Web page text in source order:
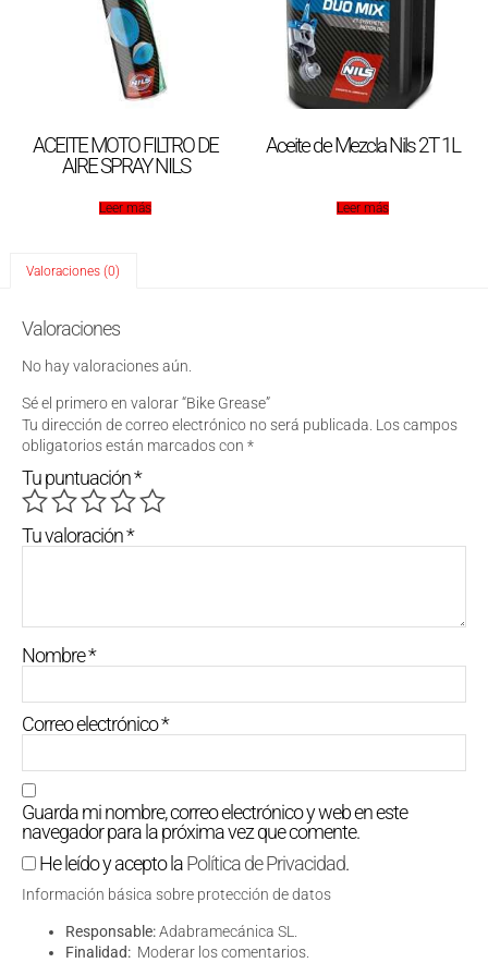
ACEITE MOTO FILTRO DE
AIRE SPRAY NILS
Leer más
Aceite de Mezcla Nils 2T 1L
Leer más
Valoraciones (0)
Valoraciones
No hay valoraciones aún.
Sé el primero en valorar “Bike Grease”
Tu dirección de correo electrónico no será publicada. Los campos
obligatorios están marcados con *
Tu puntuación*
Tu valoración*
Nombre*
Correo electrónico*
Guarda mi nombre, correo electrónico y web en este
navegador para la próxima vez que comente.
He leído y acepto laPolítica de Privacidad.
Información básica sobre protección de datos
Responsable:Adabramecánica SL.
Finalidad: Moderar los comentarios.